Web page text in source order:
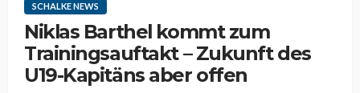
SCHALKE NEWS
Niklas Barthel kommt zum
Trainingsauftakt – Zukunft des
U19-Kapitäns aber offen